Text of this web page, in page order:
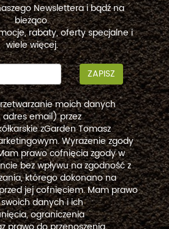
Newslettera i bądź na
bieżąco.
rabaty, oferty specjalne i
wiele więcej.
ZAPISZ
moich danych
email) przez
zGarden Tomasz
Wyrażenie zgody
prawo cofnięcia zgody w
bez wpływu na zgodność z
którego dokonano na
jej cofnięciem. Mam prawo
danych i ich
ograniczenia